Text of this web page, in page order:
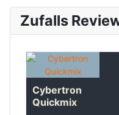
Zufalls
Cybertron
Quickmix